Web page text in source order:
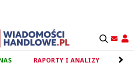
RAPORTY I ANALIZY